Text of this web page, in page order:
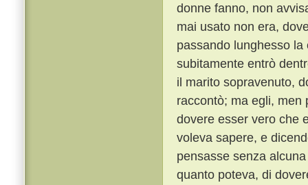
donne fanno, non
mai usato non era,
passando lunghesso
subitamente entrò
il marito sopravenuto,
raccontò; ma egli, men
dovere esser vero che
voleva sapere, e
pensasse senza
quanto poteva, di